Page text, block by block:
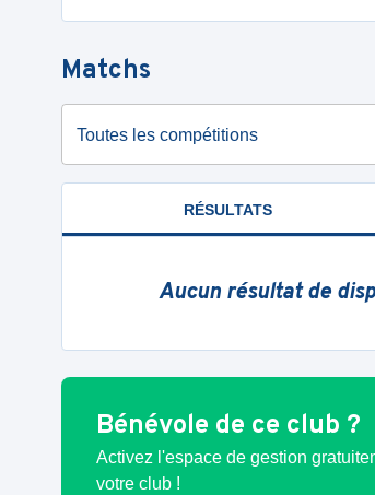
Matchs
Toutes les compétitions
RÉSULTATS
Aucun résultat de
Bénévole de ce club ?
Activez l'espace de gestion
votre club !